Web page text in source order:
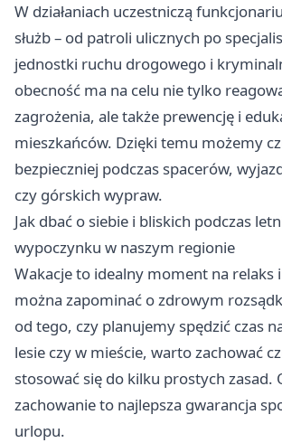
W działaniach uczestniczą
służb – od patroli ulicznych po
jednostki ruchu drogowego i
obecność ma na celu nie tylko
zagrożenia, ale także prewencję i
mieszkańców. Dzięki temu możemy
bezpieczniej podczas spacerów,
czy górskich wypraw.
Jak dbać o siebie i bliskich podczas
wypoczynku w naszym regionie
Wakacje to idealny moment na relaks
można zapominać o zdrowym
od tego, czy planujemy spędzić czas
lesie czy w mieście, warto zachować
stosować się do kilku prostych zasad.
zachowanie to najlepsza gwarancja
urlopu.